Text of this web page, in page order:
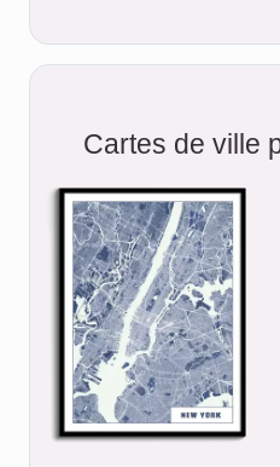
Cartes de ville